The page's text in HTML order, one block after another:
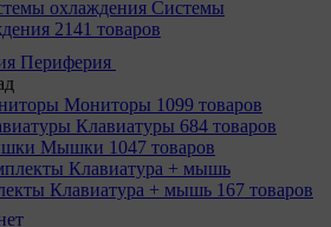
Системы
2141 товаров
Периферия
Мониторы 1099 товаров
Клавиатуры 684 товаров
Мышки 1047 товаров
Клавиатура + мышь 167 товаров